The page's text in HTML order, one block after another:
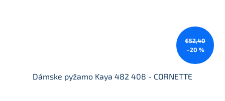
€52,40
–20 %
Dámske pyžamo Kaya 482 408 - CORNETTE